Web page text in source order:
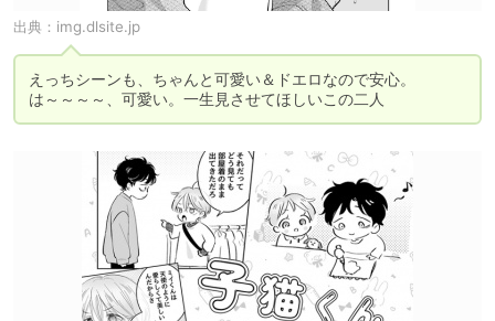
出典： img.dlsite.jp
えっちシーンも、ちゃんと可愛い＆ドエロなので安心。
は～～～～、可愛い。一生見させてほしいこの二人